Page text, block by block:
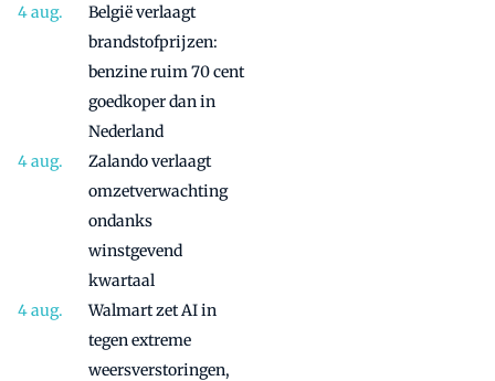
België verlaagt
brandstofprijzen:
benzine ruim 70 cent
goedkoper dan in
Nederland
Zalando verlaagt
omzetverwachting
ondanks
winstgevend
kwartaal
Walmart zet AI in
tegen extreme
weersverstoringen,